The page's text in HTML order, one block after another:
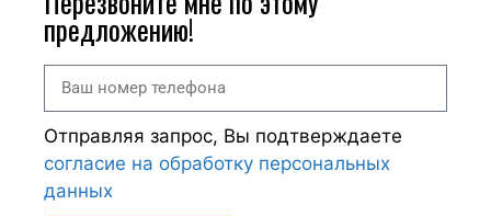
предложению!
Отправляя запрос, Вы подтверждаете
согласие на обработку персональных
данных